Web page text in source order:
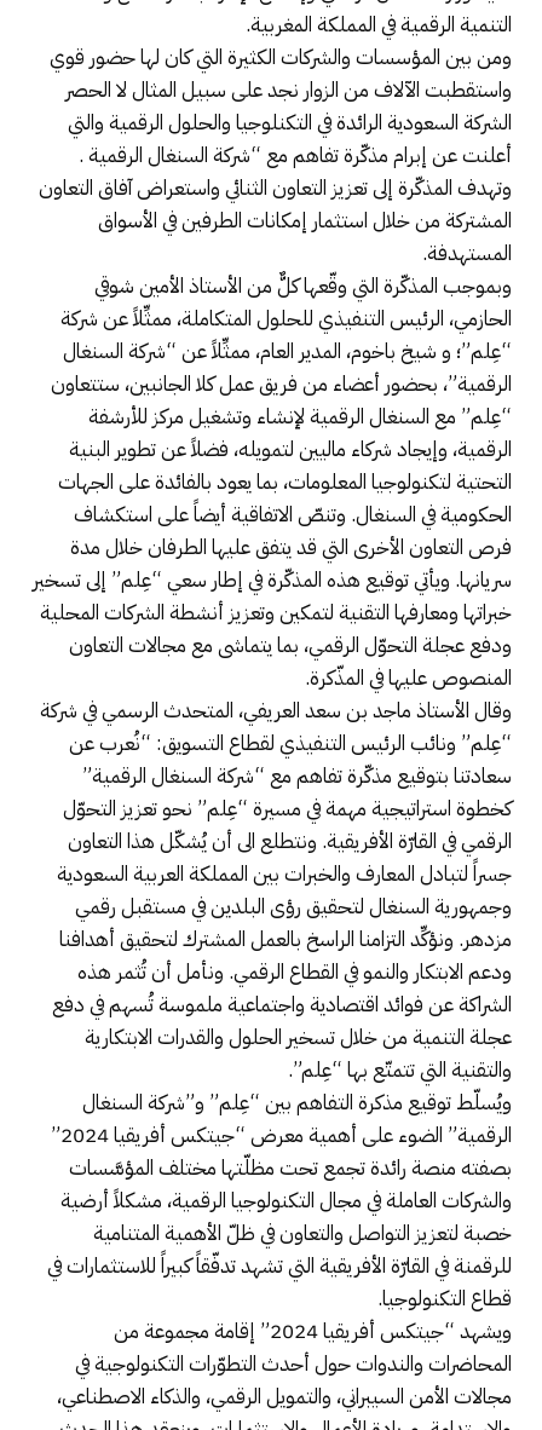
التنمية الرقمية في المملكة المغربية.
ومن بين المؤسسات والشركات الكثيرة التي كان لها حضور قوي
واستقطبت الآلاف من الزوار نجد على سبيل المثال لا الحصر
الشركة السعودية الرائدة في التكنلوجيا والحلول الرقمية والتي
أعلنت عن إبرام مذكّرة تفاهم مع “شركة السنغال الرقمية .
وتهدف المذكّرة إلى تعزيز التعاون الثنائي واستعراض آفاق التعاون
المشتركة من خلال استثمار إمكانات الطرفين في الأسواق
المستهدفة.
وبموجب المذكّرة التي وقّعها كلٌّ من الأستاذ الأمين شوقي
الحازمي، الرئيس التنفيذي للحلول المتكاملة، ممثِّلاً عن شركة
“عِلم”؛ و شيخ باخوم، المدير العام، ممثِّلاً عن “شركة السنغال
الرقمية”، بحضور أعضاء من فريق عمل كلا الجانبين، ستتعاون
“عِلم” مع السنغال الرقمية لإنشاء وتشغيل مركز للأرشفة
الرقمية، وإيجاد شركاء ماليين لتمويله، فضلاً عن تطوير البنية
التحتية لتكنولوجيا المعلومات، بما يعود بالفائدة على الجهات
الحكومية في السنغال. وتنصّ الاتفاقية أيضاً على استكشاف
فرص التعاون الأخرى التي قد يتفق عليها الطرفان خلال مدة
سريانها. ويأتي توقيع هذه المذكّرة في إطار سعي “عِلم” إلى تسخير
خبراتها ومعارفها التقنية لتمكين وتعزيز أنشطة الشركات المحلية
ودفع عجلة التحوّل الرقمي، بما يتماشى مع مجالات التعاون
المنصوص عليها في المذّكرة.
وقال الأستاذ ماجد بن سعد العريفي، المتحدث الرسمي في شركة
“عِلم” ونائب الرئيس التنفيذي لقطاع التسويق: “نُعرب عن
سعادتنا بتوقيع مذكّرة تفاهم مع “شركة السنغال الرقمية”
كخطوة استراتيجية مهمة في مسيرة “عِلم” نحو تعزيز التحوّل
الرقمي في القارّة الأفريقية. ونتطلع الى أن يُشكّل هذا التعاون
جسراً لتبادل المعارف والخبرات بين المملكة العربية السعودية
وجمهورية السنغال لتحقيق رؤى البلدين في مستقبل رقمي
مزدهر. ونؤكِّد التزامنا الراسخ بالعمل المشترك لتحقيق أهدافنا
ودعم الابتكار والنمو في القطاع الرقمي. ونأمل أن تُثمر هذه
الشراكة عن فوائد اقتصادية واجتماعية ملموسة تُسهم في دفع
عجلة التنمية من خلال تسخير الحلول والقدرات الابتكارية
والتقنية التي تتمتّع بها “عِلم”.
ويُسلّط توقيع مذكرة التفاهم بين “عِلم” و”شركة السنغال
الرقمية” الضوء على أهمية معرض “جيتكس أفريقيا 2024”
بصفته منصة رائدة تجمع تحت مظلّتها مختلف المؤسَّسات
والشركات العاملة في مجال التكنولوجيا الرقمية، مشكلاً أرضية
خصبة لتعزيز التواصل والتعاون في ظلّ الأهمية المتنامية
للرقمنة في القارّة الأفريقية التي تشهد تدفّقاً كبيراً للاستثمارات في
قطاع التكنولوجيا.
ويشهد “جيتكس أفريقيا 2024” إقامة مجموعة من
المحاضرات والندوات حول أحدث التطوّرات التكنولوجية في
مجالات الأمن السيبراني، والتمويل الرقمي، والذكاء الاصطناعي،